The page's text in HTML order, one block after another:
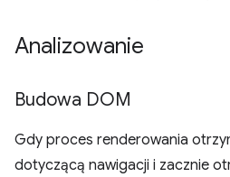
Analizowanie
Budowa DOM
Gdy proces renderowania
dotyczącą nawigacji i zacznie